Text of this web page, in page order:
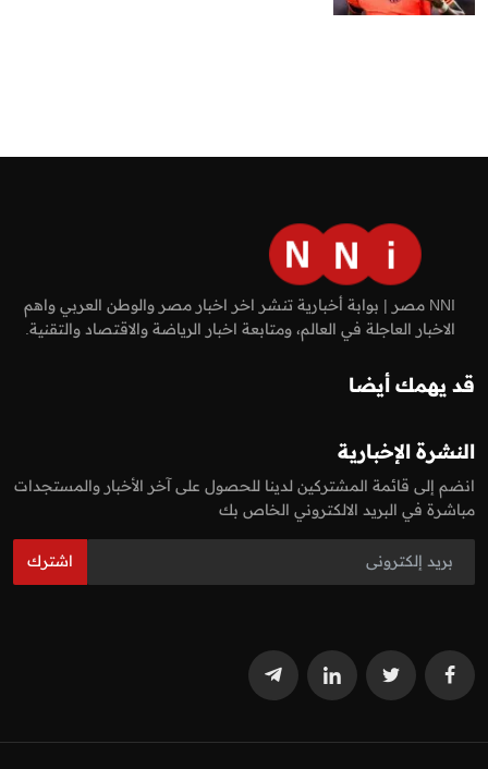
NNI مصر | بوابة أخبارية تنشر اخر اخبار مصر والوطن العربي واهم
الاخبار العاجلة في العالم، ومتابعة اخبار الرياضة والاقتصاد والتقنية.
قد يهمك أيضا
النشرة الإخبارية
انضم إلى قائمة المشتركين لدينا للحصول على آخر الأخبار والمستجدات
مباشرة في البريد الالكتروني الخاص بك
اشترك